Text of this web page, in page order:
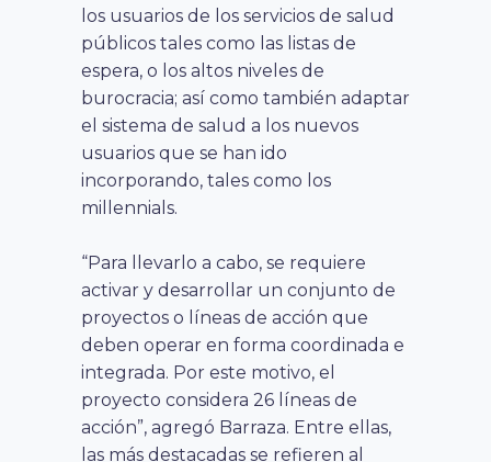
los usuarios de los servicios de salud
públicos tales como las listas de
espera, o los altos niveles de
burocracia; así como también adaptar
el sistema de salud a los nuevos
usuarios que se han ido
incorporando, tales como los
millennials.
“Para llevarlo a cabo, se requiere
activar y desarrollar un conjunto de
proyectos o líneas de acción que
deben operar en forma coordinada e
integrada. Por este motivo, el
proyecto considera 26 líneas de
acción”, agregó Barraza. Entre ellas,
las más destacadas se refieren al